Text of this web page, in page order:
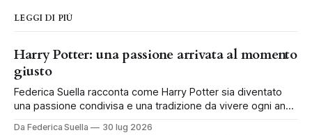
LEGGI DI PIÙ
Harry Potter: una passione arrivata al momento
giusto
Federica Suella racconta come Harry Potter sia diventato
una passione condivisa e una tradizione da vivere ogni anno
Da Federica Suella 30 lug 2026